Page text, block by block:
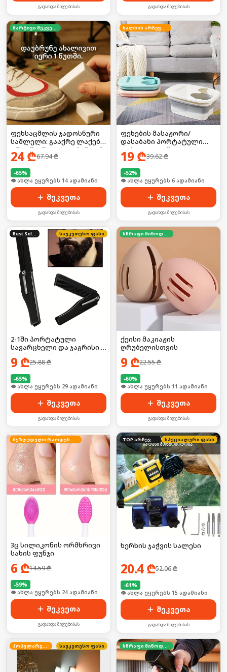
გადახდა მიღებისას გადახდა მიღებისას
მარტივი შეკვეთა
ფეხსაცმლის ჯადოსნური
საშლელი: გააქრე ლაქები
1 წუთში (წყლის გარეშე!) 🚫
💧
24₾67.94₾
-65%
🛒 ბოლო 24სთ-ში იყიდა 22-მა
შეკვეთა
გადახდა მიღებისას
ხალხის არჩევანი
ფეხების მასაჟორი/
დასაბანი პორტატული
დასაკეცი ტაშტი
19 ₾39.62₾
-52%
🛒 ბოლო 24სთ-ში იყიდა 9-მა
შეკვეთა
გადახდა მიღებისას
Best Seller საუკეთესო ფასი
2-1ში პორტატული
სავარცხელი და ჯაგრისი ,
წვერისთვის და თმისთვის
9 ₾25.88₾
-65%
🛒 ბოლო 24სთ-ში იყიდა 38-მა
შეკვეთა
გადახდა მიღებისას
სწრაფი მიწოდება
ქეისი მაკიაჟის
ღრუბელისთვის
9 ₾22.55₾
-60%
🛒 ბოლო 24სთ-ში იყიდა 14-მა
შეკვეთა
გადახდა მიღებისას
შეზღუდული რაოდენობა
3ც სილიკონის ორმხრივი
სახის ფუნჯი
6 ₾14.59₾
-59%
🛒 ბოლო 24სთ-ში იყიდა 32-მა
შეკვეთა
გადახდა მიღებისას
TOP არჩევანი სპეციალური ფასი
ხერხის ჯაჭვის სალესი
20.4₾52.06₾
-61%
🛒 ბოლო 24სთ-ში იყიდა 20-მა
შეკვეთა
გადახდა მიღებისას
პოპულარული საუკეთესო ფასი სწრაფი მიწოდება